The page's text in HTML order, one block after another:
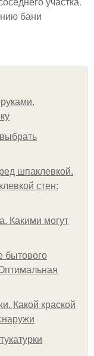
бани
шпаклевкой.
стен:
Какими могут
бытового
Какой краской